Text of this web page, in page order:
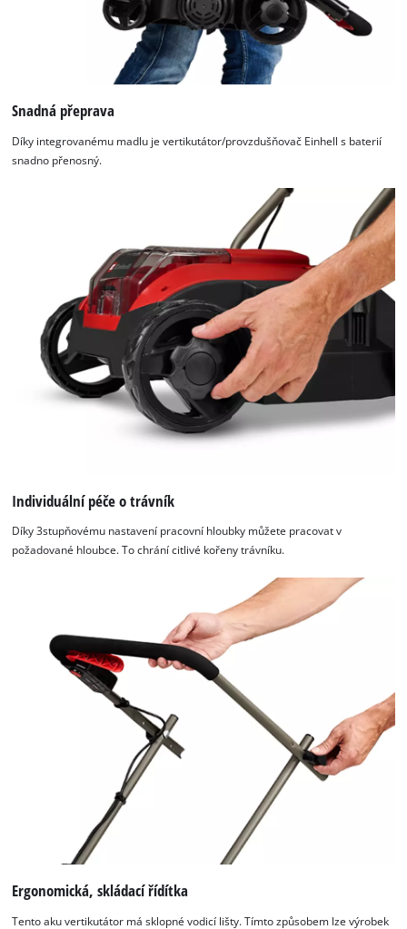
Snadná přeprava
Díky integrovanému madlu je vertikutátor/provzdušňovač Einhell s baterií
snadno přenosný.
Individuální péče o trávník
Díky 3stupňovému nastavení pracovní hloubky můžete pracovat v
požadované hloubce. To chrání citlivé kořeny trávníku.
Ergonomická, skládací řídítka
Tento aku vertikutátor má sklopné vodicí lišty. Tímto způsobem lze výrobek